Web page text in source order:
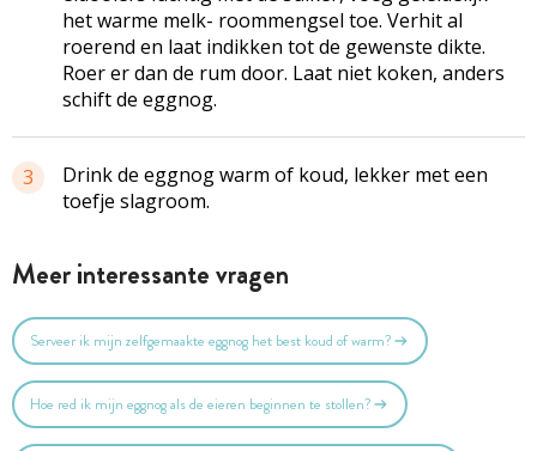
het warme melk- roommengsel toe. Verhit al
roerend en laat indikken tot de gewenste dikte.
Roer er dan de rum door. Laat niet koken, anders
schift de eggnog.
3
Drink de eggnog warm of koud, lekker met een
toefje slagroom.
Meer interessante vragen
Serveer ik mijn zelfgemaakte eggnog het best koud of warm?
Hoe red ik mijn eggnog als de eieren beginnen te stollen?